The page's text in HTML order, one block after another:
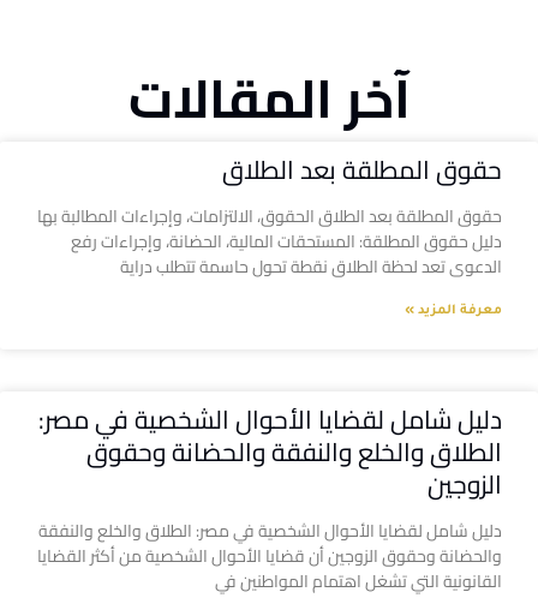
آخر المقالات
حقوق المطلقة بعد الطلاق
حقوق المطلقة بعد الطلاق الحقوق، الالتزامات، وإجراءات المطالبة بها
دليل حقوق المطلقة: المستحقات المالية، الحضانة، وإجراءات رفع
الدعوى تعد لحظة الطلاق نقطة تحول حاسمة تتطلب دراية
معرفة المزيد »
دليل شامل لقضايا الأحوال الشخصية في مصر:
الطلاق والخلع والنفقة والحضانة وحقوق
الزوجين
دليل شامل لقضايا الأحوال الشخصية في مصر: الطلاق والخلع والنفقة
والحضانة وحقوق الزوجين أن قضايا الأحوال الشخصية من أكثر القضايا
القانونية التي تشغل اهتمام المواطنين في